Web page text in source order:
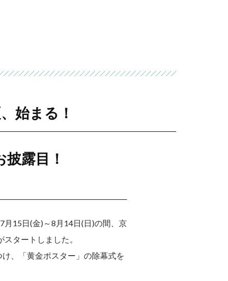
始まる！
露目！
月15日(金)～8月14日(日)の間、京
タートしました。
、「黄金ポスター」の除幕式を